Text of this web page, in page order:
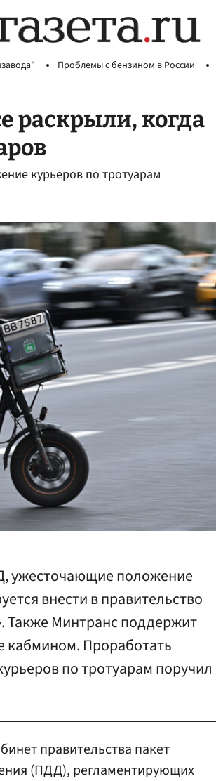
Проблемы с бензином в России
раскрыли, когда
курьеров по тротуарам
ужесточающие положение
внести в правительство
Также Минтранс поддержит
кабмином. Проработать
по тротуарам поручил
правительства пакет
(ПДД), регламентирующих